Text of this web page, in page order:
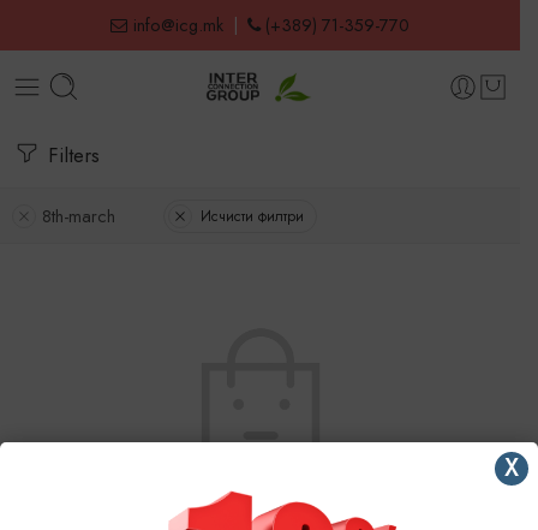
info@icg.mk | (+389) 71-359-770
Filters
8th-march Исчисти филтри
No products were found matching your selection.
X